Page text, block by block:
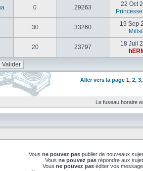
0 29263
22 Oct
30 33260
19 Sep
20 23797
18 Juil
Aller vers la page 1, 2, 3,
Le fuseau horaire
Vous ne pouvez pas publier de nouveaux
Vous ne pouvez pas répondre aux
Vous ne pouvez pas éditer vos